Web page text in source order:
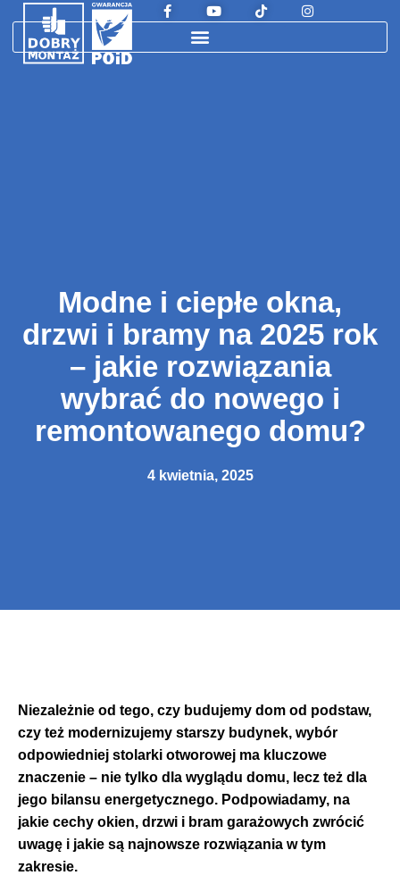
Modne i ciepłe okna,
drzwi i bramy na 2025 rok
– jakie rozwiązania
wybrać do nowego i
remontowanego domu?
4 kwietnia, 2025
Niezależnie od tego, czy budujemy dom od podstaw,
czy też modernizujemy starszy budynek, wybór
odpowiedniej stolarki otworowej ma kluczowe
znaczenie – nie tylko dla wyglądu domu, lecz też dla
jego bilansu energetycznego. Podpowiadamy, na
jakie cechy okien, drzwi i bram garażowych zwrócić
uwagę i jakie są najnowsze rozwiązania w tym
zakresie.